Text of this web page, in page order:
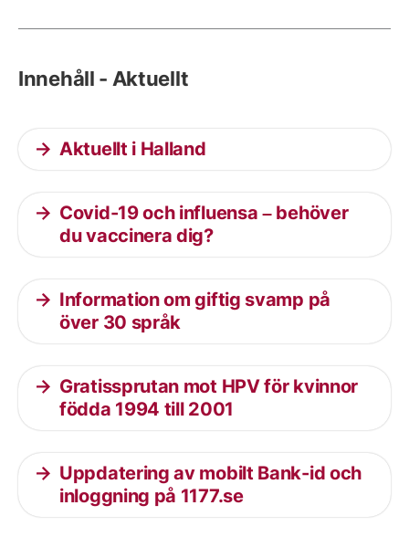
Innehåll - Aktuellt
Aktuellt i Halland
Covid-19 och influensa – behöver
du vaccinera dig?
Information om giftig svamp på
över 30 språk
Gratissprutan mot HPV för kvinnor
födda 1994 till 2001
Uppdatering av mobilt Bank-id och
inloggning på 1177.se